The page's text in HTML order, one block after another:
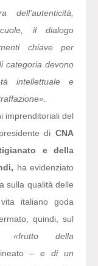
dell’autenticità,
il dialogo
chiave per
categoria devono
intellettuale e
imprenditoriali del
di CNA
e della
ha evidenziato
sulla qualità delle
italiano goda
quindi, sul
«frutto della
– e di un